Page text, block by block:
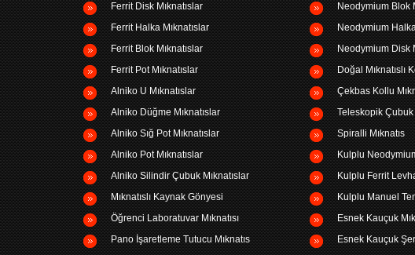
Ferrit Disk Mıknatıslar
Ferrit Halka Mıknatıslar
Ferrit Blok Mıknatıslar
Ferrit Pot Mıknatıslar
Alniko U Mıknatıslar
Alniko Düğme Mıknatıslar
Alniko Sığ Pot Mıknatıslar
Alniko Pot Mıknatıslar
Alniko Silindir Çubuk Mıknatıslar
Mıknatıslı Kaynak Gönyesi
Öğrenci Laboratuvar Mıknatısı
Pano İşaretleme Tutucu Mıknatıs
Neodymium Blok
Neodymium
Neodymium Disk
Doğal Mıknatıslı
Çekbas Kollu
Teleskopik Çubuk
Spiralli Mıknatıs
Kulplu
Kulplu Ferrit
Kulplu Manuel
Esnek Kauçuk
Esnek Kauçuk